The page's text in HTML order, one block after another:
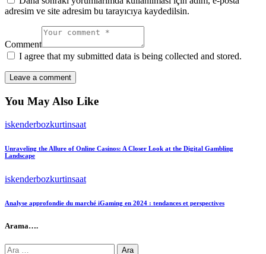
adresim ve site adresim bu tarayıcıya kaydedilsin.
Comment
I agree that my submitted data is being collected and stored.
You May Also Like
iskenderbozkurtinsaat
Unraveling the Allure of Online Casinos: A Closer Look at the Digital Gambling
Landscape
iskenderbozkurtinsaat
Analyse approfondie du marché iGaming en 2024 : tendances et perspectives
Arama….
Arama: